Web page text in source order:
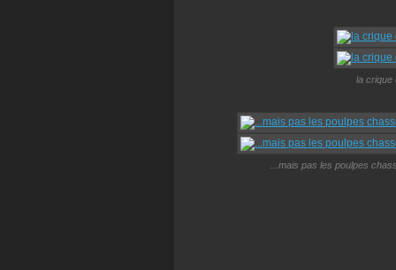
la crique
...mais pas les poulpes